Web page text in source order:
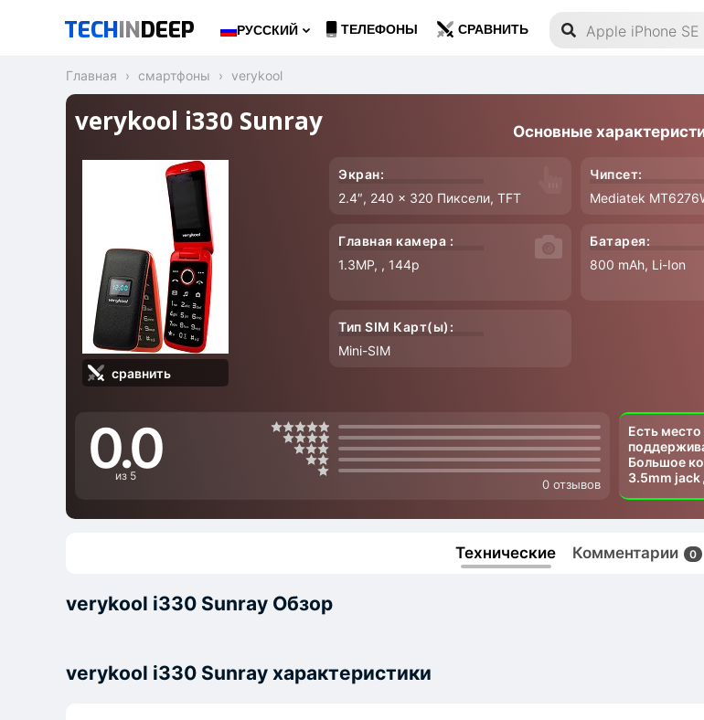
TECHINDEEP РУССКИЙ ТЕЛЕФОНЫ СРАВНИТЬ
Главная смартфоны verykool
verykool i330 Sunray
сравнить
Основные
Экран:
2.4″, 240 x 320 Пиксели, TFT
Чипсет:
Mediatek
Главная камера :
1.3MP, , 144p
Батарея:
800 mAh, Li-Ion
Тип SIM Карт(ы):
Mini-SIM
0.0
из 5
0 отзывов
Есть
Большое
3.5mm jack
Технические Комментарии 0
verykool i330 Sunray Обзор
verykool i330 Sunray характеристики